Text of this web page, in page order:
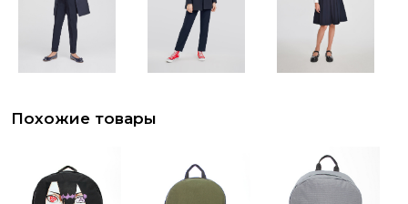
Похожие товары